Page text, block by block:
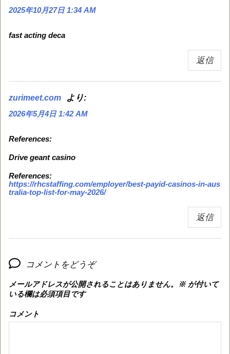
2025年10月27日 1:34 AM
fast acting deca
返信
zurimeet.com より:
2026年5月4日 1:42 AM
References:
Drive geant casino
References:
https://rhcstaffing.com/employer/best-payid-casinos-in-aus
tralia-top-list-for-may-2026/
返信
コメントをどうぞ
メールアドレスが公開されることはありません。 ※が付いて
いる欄は必須項目です
コメント